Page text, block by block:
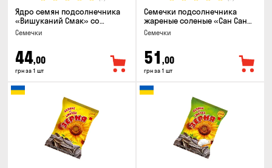
Ядро семян подсолнечника
«Вишуканий Смак» со
вкусом сыра, 80г
Семечки
44,00
грн за 1 шт
Семечки подсолнечника
жареные соленые «Сан Саныч
Премиум полосатые», 95г
Семечки
51 ,00
грн за 1 шт